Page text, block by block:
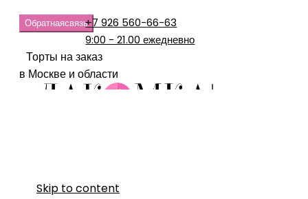
Обратнаясвязь+7 926 560-66-63
9:00 - 21.00 ежедневно
Торты на заказ
в Москве и области
Skip to content